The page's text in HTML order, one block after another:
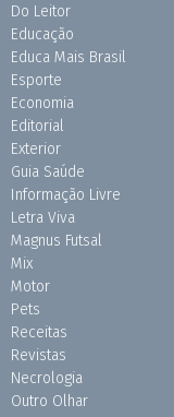
Do Leitor
Educação
Educa Mais Brasil
Esporte
Economia
Editorial
Exterior
Guia Saúde
Informação Livre
Letra Viva
Magnus Futsal
Mix
Motor
Pets
Receitas
Revistas
Necrologia
Outro Olhar